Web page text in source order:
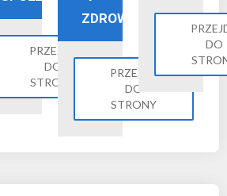
PRZEJDŹ
DO
STRONY
ZDROWIE
PRZEJDŹ
DO
STRONY
DO